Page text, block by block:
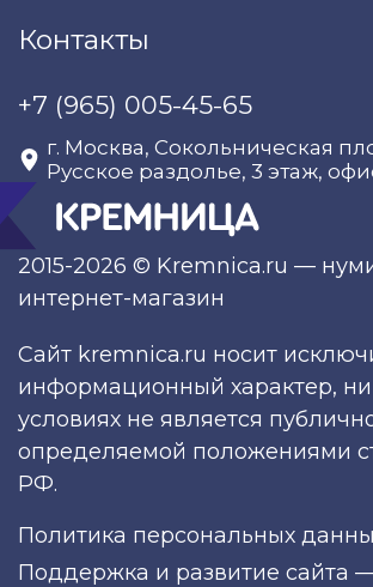
2015-2026 © Kremnica.ru —
интернет-магазин
Контакты
+7 (965) 005-45-65
г. Москва, Сокольническая
Русское раздолье, 3 этаж,
Сайт kremnica.ru носит
информационный характер,
условиях не является
определяемой положениями
РФ.
Политика персональных
Поддержка и развитие сайта